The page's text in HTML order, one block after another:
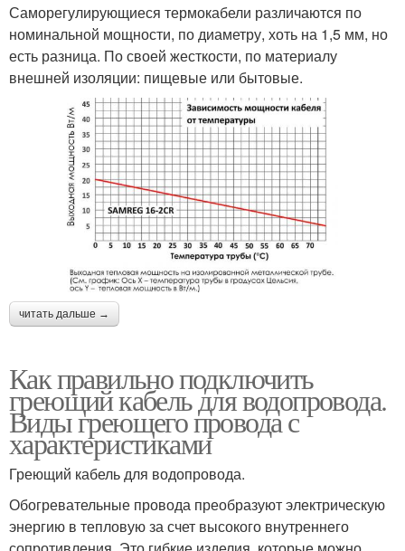
Саморегулирующиеся термокабели различаются по
номинальной мощности, по диаметру, хоть на 1,5 мм, но
есть разница. По своей жесткости, по материалу
внешней изоляции: пищевые или бытовые.
читать дальше →
Как правильно подключить
греющий кабель для водопровода.
Виды греющего провода с
характеристиками
Греющий кабель для водопровода.
Обогревательные провода преобразуют электрическую
энергию в тепловую за счет высокого внутреннего